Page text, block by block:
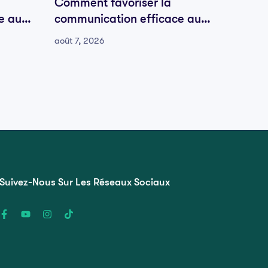
au
Comment favoriser la
communication efficace au
sein de votre équipe
août 7, 2026
Suivez-Nous Sur Les Réseaux Sociaux